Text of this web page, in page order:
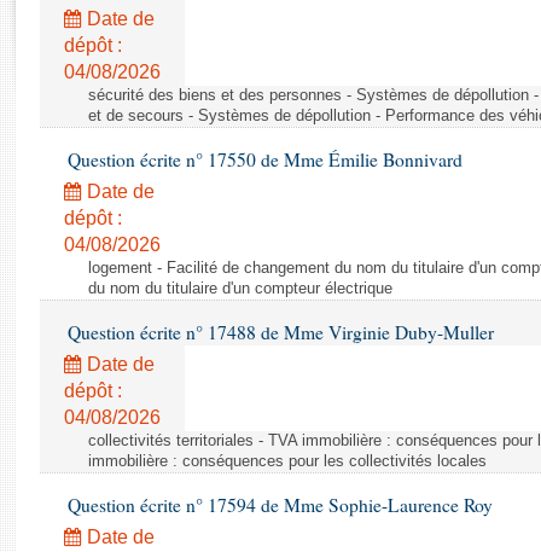
Rapports législatifs
Rapports sur l'application des lois
Baromètre de l’application des lois
Dossiers législatifs
Budget et sécurité sociale
Questions écrites et orales
Comptes rendus des débats
Date de
dépôt :
04/08/2026
sécurité des biens et des personnes - Systèmes de dépollution
et de secours - Systèmes de dépollution - Performance des
Question écrite n° 17550 de Mme Émilie Bonnivard
Date de
dépôt :
04/08/2026
logement - Facilité de changement du nom du titulaire d'un
du nom du titulaire d'un compteur électrique
Question écrite n° 17488 de Mme Virginie Duby-Muller
Date de
dépôt :
04/08/2026
collectivités territoriales - TVA immobilière : conséquences
immobilière : conséquences pour les collectivités locales
Question écrite n° 17594 de Mme Sophie-Laurence Roy
Date de